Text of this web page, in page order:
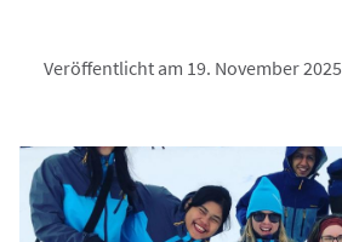
Veröffentlicht am 19. November 2025